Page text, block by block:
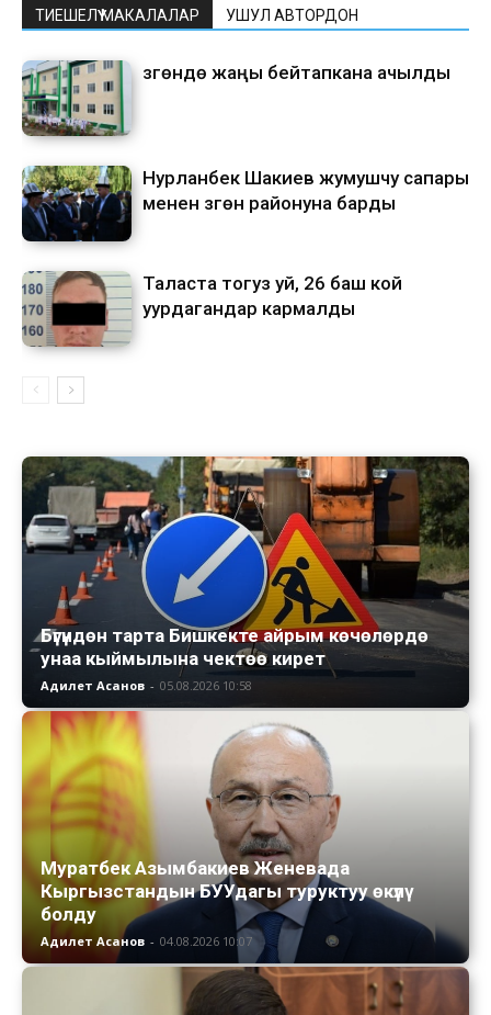
ТИЕШЕЛҮҮ МАКАЛАЛАР УШУЛ АВТОРДОН
Өзгөндө жаңы бейтапкана ачылды
Нурланбек Шакиев жумушчу сапары
менен Өзгөн районуна барды
Таласта тогуз уй, 26 баш кой
уурдагандар кармалды
Бүгүндөн тарта Бишкекте айрым көчөлөрдө
унаа кыймылына чектөө кирет
Адилет Асанов - 05.08.2026 10:58
Муратбек Азымбакиев Женевада
Кыргызстандын БУУдагы туруктуу өкүлү
болду
Адилет Асанов - 04.08.2026 10:07